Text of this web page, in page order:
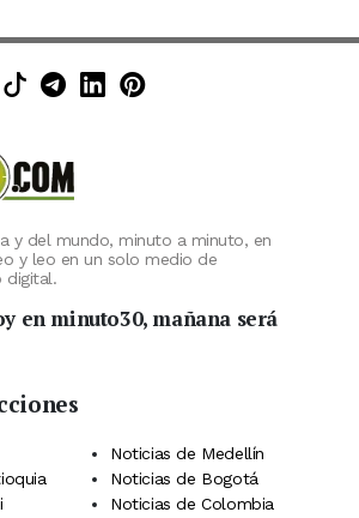
en Facebook
en Instagram
en X (Twitter)
Minuto30 en TikTok
Canal de Minuto30 en
Minuto30 en LinkedIn
Minuto30 en
y del mundo, minuto a minuto, en
y leo en un solo medio de
digital.
en minuto30, mañana será
Noticias de Medellín
Noticias de Bogotá
Noticias de Colombia